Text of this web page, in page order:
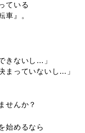
ている
車』。
きないし…」
まっていないし…」
せんか？
始めるなら